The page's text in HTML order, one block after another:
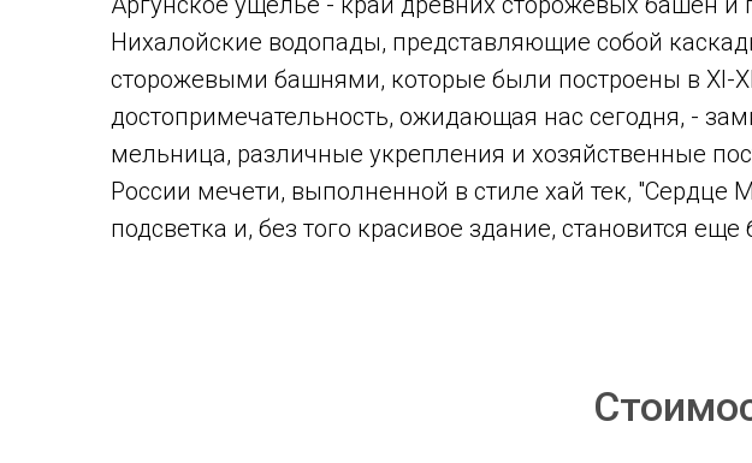
Нихалойские водопады, представляющие собой
сторожевыми башнями, которые были построены в XI-
достопримечательность, ожидающая нас сегодня, -
мельница, различные укрепления и хозяйственные
России мечети, выполненной в стиле хай тек, "Сердце
подсветка и, без того красивое здание, становится